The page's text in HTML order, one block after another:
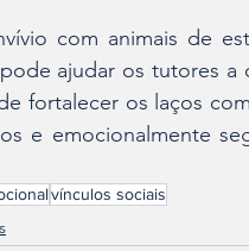
com animais de
ajudar os tutores a
fortalecer os laços
e emocionalmente
vínculos sociais